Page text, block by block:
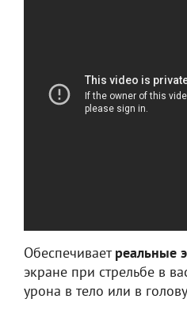
Обеспечиваетреальные
экране при стрельбе в
урона в тело или в